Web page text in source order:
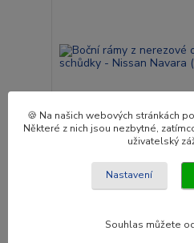
Boční rámy z nerezové
10 490 Kč
🍪 Na našich webových stránkách
Některé z nich jsou nezbytné,
uživatelský
Nastavení
Souhlas můžete